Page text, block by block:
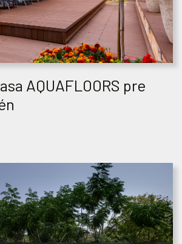
AQUAFLOORS pre